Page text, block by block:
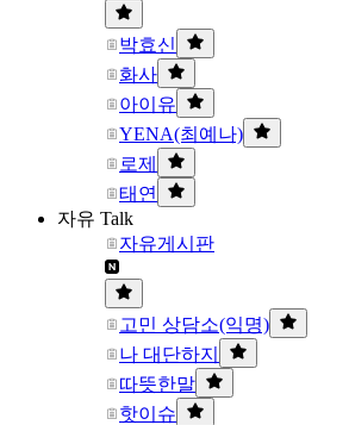
박효신
화사
아이유
YENA(최예나)
로제
태연
자유 Talk
자유게시판
고민 상담소(익명)
나 대단하지
따뜻한말
핫이슈